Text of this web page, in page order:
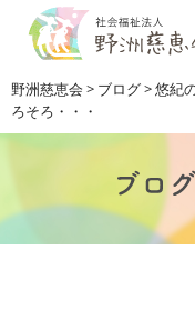
野洲慈恵会 > ブログ>悠紀
ろそろ・・・